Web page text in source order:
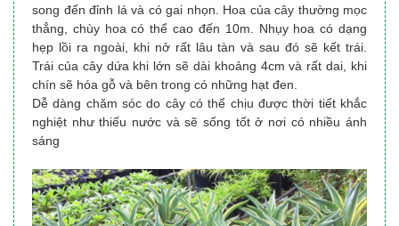
song đến đỉnh lá và có gai nhọn. Hoa của cây thường mọc
thẳng, chùy hoa có thể cao đến 10m. Nhụy hoa có dạng
hẹp lồi ra ngoài, khi nở rất lâu tàn và sau đó sẽ kết trái.
Trái của cây dứa khi lớn sẽ dài khoảng 4cm và rất dai, khi
chín sẽ hóa gỗ và bên trong có những hạt đen.
Dễ dàng chăm sóc do cây có thể chịu được thời tiết khắc
nghiệt như thiếu nước và sẽ sống tốt ở nơi có nhiều ánh
sáng